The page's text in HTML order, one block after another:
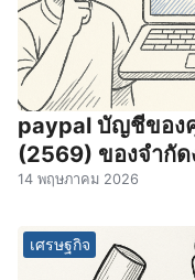
paypal บัญชีของ
(2569) ของจํากัด
14 พฤษภาคม 2026
เศรษฐกิจ